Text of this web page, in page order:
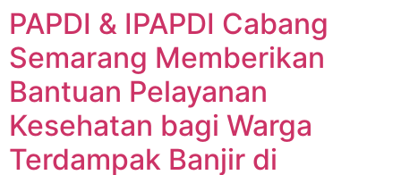
PAPDI & IPAPDI Cabang
Semarang Memberikan
Bantuan Pelayanan
Kesehatan bagi Warga
Terdampak Banjir di